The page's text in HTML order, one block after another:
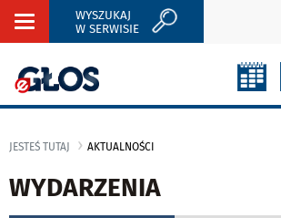
Rozwiń
WYSZUKAJ
W SERWISIE
JESTEŚ TUTAJ AKTUALNOŚCI
WYDARZENIA